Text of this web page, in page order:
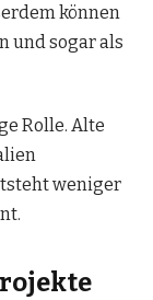
können
und sogar als
Rolle. Alte
weniger